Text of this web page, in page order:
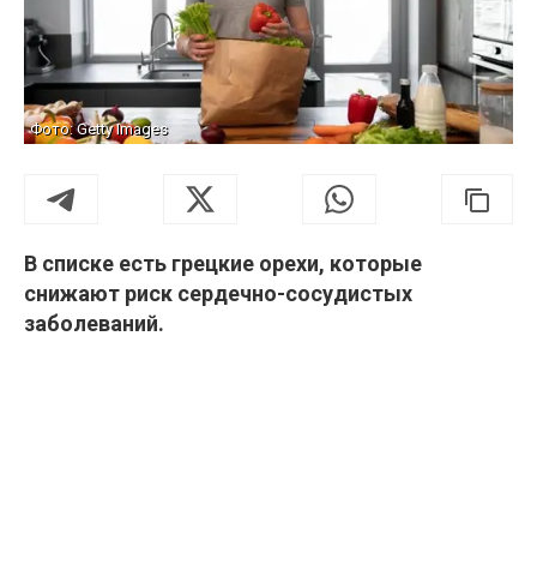
Фото: Getty Images
В списке есть грецкие орехи, которые
снижают риск сердечно-сосудистых
заболеваний.